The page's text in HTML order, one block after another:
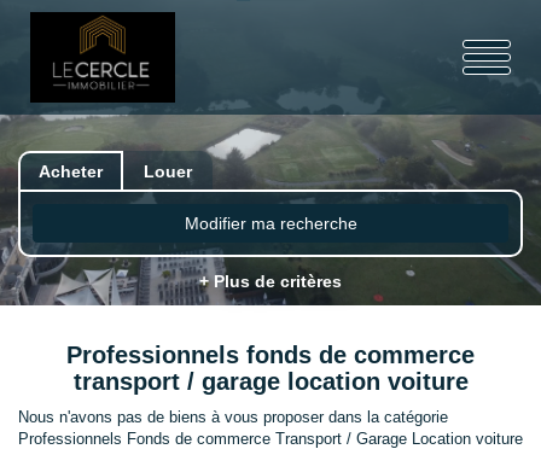
Acheter Louer
Modifier ma recherche
+ Plus de critères
Professionnels fonds de commerce
transport / garage location voiture
Nous n'avons pas de biens à vous proposer dans la catégorie
Professionnels Fonds de commerce Transport / Garage Location voiture